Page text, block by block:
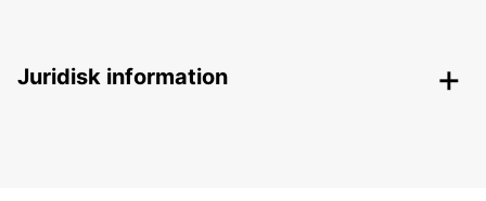
Juridisk information